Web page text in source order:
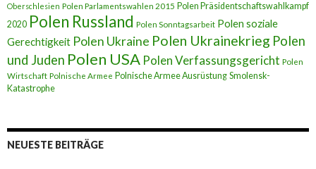
Oberschlesien Polen Parlamentswahlen 2015 Polen Präsidentschaftswahlkampf
2020 Polen Russland Polen Sonntagsarbeit Polen soziale
Gerechtigkeit Polen Ukraine Polen Ukrainekrieg Polen
und Juden Polen USA Polen Verfassungsgericht Polen
Wirtschaft Polnische Armee Polnische Armee Ausrüstung Smolensk-
Katastrophe
NEUESTE BEITRÄGE